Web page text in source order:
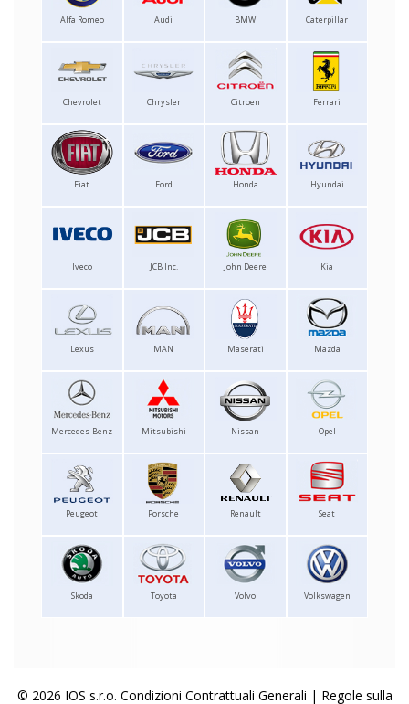
Alfa Romeo Audi BMW Caterpillar
Chevrolet Chrysler Citroen Ferrari
Fiat Ford Honda Hyundai
Iveco JCB Inc. John Deere Kia
Lexus MAN Maserati Mazda
Mercedes-Benz Mitsubishi Nissan Opel
Peugeot Porsche Renault Seat
Skoda Toyota Volvo Volkswagen
© 2026 IOS s.r.o. Condizioni Contrattuali Generali | Regole sulla